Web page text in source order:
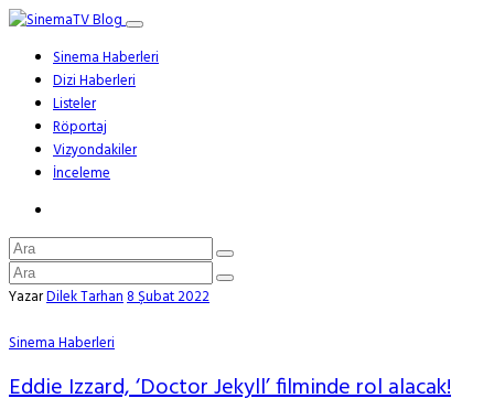
Sinema Haberleri
Dizi Haberleri
Listeler
Röportaj
Vizyondakiler
İnceleme
YazarDilek Tarhan8 Şubat 2022
Sinema Haberleri
Eddie Izzard, ‘Doctor Jekyll’ filminde rol alacak!